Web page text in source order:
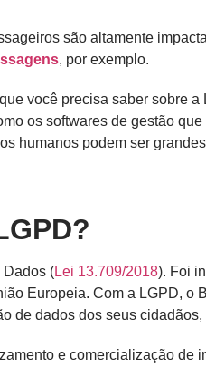
são altamente
, por exemplo.
você precisa saber sobre
os softwares de gestão
humanos podem ser
Dados (Lei 13.709/2018). Foi
Europeia. Com a LGPD, o
de dados dos seus
e comercialização de